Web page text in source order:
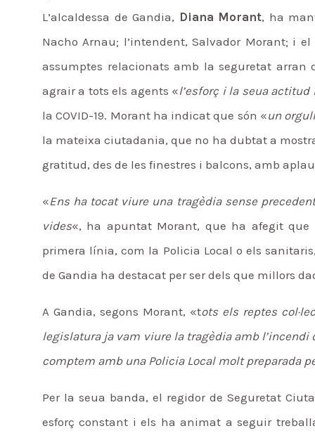
L’alcaldessa de Gandia, Diana Morant, ha
Nacho Arnau; l’intendent, Salvador Morant; i
assumptes relacionats amb la seguretat
agrair a tots els agents «l’esforç i la seua
la COVID-19. Morant ha indicat que són «un
la mateixa ciutadania, que no ha dubtat a
gratitud, des de les finestres i balcons, amb
«Ens ha tocat viure una tragèdia sense
vides«, ha apuntat Morant, que ha afegit
primera línia, com la Policia Local o els
de Gandia ha destacat per ser dels que millors
A Gandia, segons Morant, «tots els reptes
legislatura ja vam viure la tragèdia amb l’incendi
comptem amb una Policia Local molt preparada
Per la seua banda, el regidor de Seguretat
esforç constant i els ha animat a seguir